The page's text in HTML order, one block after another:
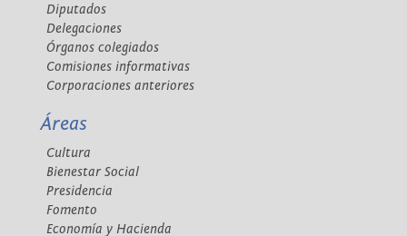
Diputados
Delegaciones
Órganos colegiados
Comisiones informativas
Corporaciones anteriores
Áreas
Cultura
Bienestar Social
Presidencia
Fomento
Economía y Hacienda